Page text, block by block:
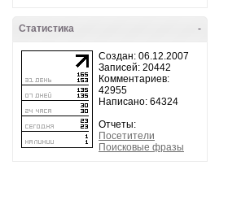
-
Статистика
Создан: 06.12.2007
Записей: 20442
Комментариев:
42955
Написано: 64324
Отчеты:
Посетители
Поисковые фразы